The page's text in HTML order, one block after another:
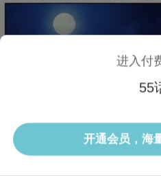
选集
进入付
55
开通会员，海